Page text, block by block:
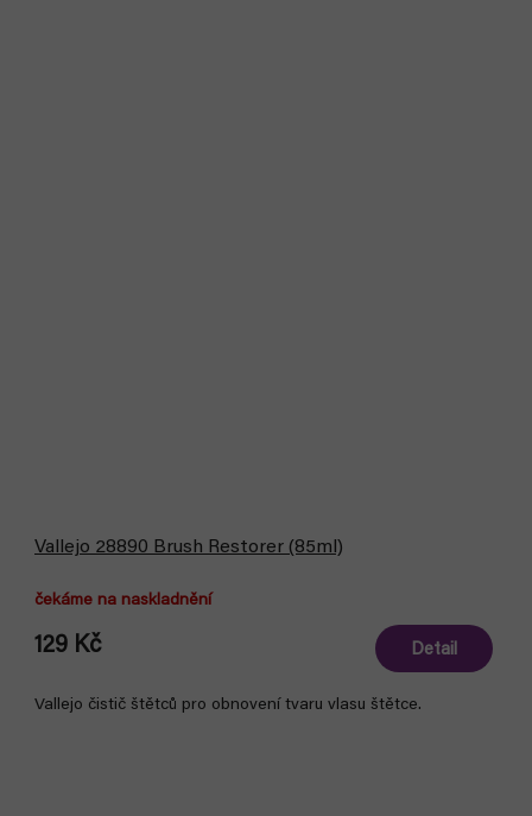
Vallejo 28890 Brush Restorer (85ml)
čekáme na naskladnění
129 Kč Detail
Vallejo čistič štětců pro obnovení tvaru vlasu štětce.